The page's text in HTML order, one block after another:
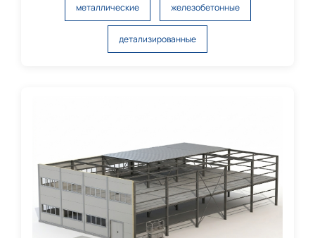
металлические железобетонные
детализированные